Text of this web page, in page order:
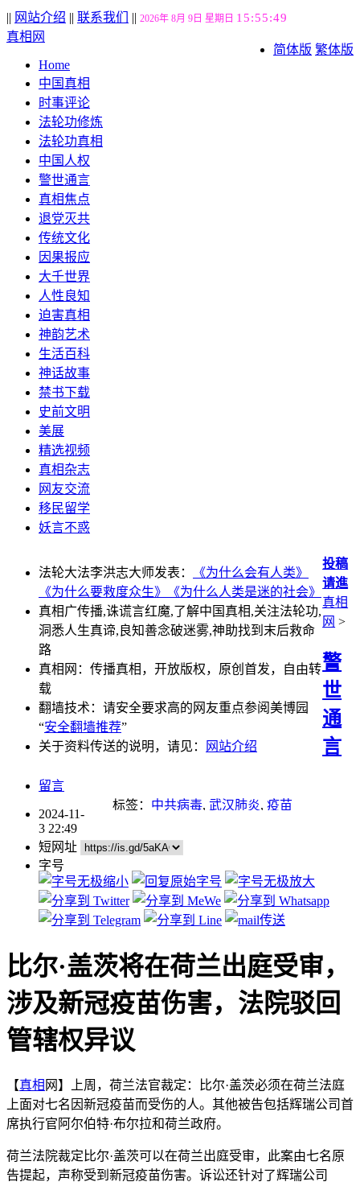
|| 网站介绍 || 联系我们 || 2026年 8月 9日 星期日 15:55:50
简体版 繁体版
真相网
Home
中国真相
时事评论
法轮功修炼
法轮功真相
中国人权
警世通言
真相焦点
退党灭共
传统文化
因果报应
大千世界
人性良知
迫害真相
神韵艺术
生活百科
神话故事
禁书下载
史前文明
美展
精选视频
真相杂志
网友交流
移民留学
妖言不惑
法轮大法李洪志大师发表：
《为什么会有人类》
《为什么要救度众生》
《为什么人类是迷的社会》
真相广传播,诛谎言红魔,了解中国真相,关注法轮功,
洞悉人生真谛,良知善念破迷雾,神助找到末后救命
路
真相网：传播真相，开放版权，原创首发，自由转
载
翻墙技术：请安全要求高的网友重点参阅美博园
“安全翻墙推荐”
关于资料传送的说明，请见：
网站介绍
投稿
请進
真相
网 >
警
世
通
言
留言
标签： 中共病毒, 武汉肺炎, 疫苗
2024-11-
3 22:49
短网址
字号
比尔·盖茨将在荷兰出庭受审，
涉及新冠疫苗伤害，法院驳回
管辖权异议
【真相 网】上周，荷兰法官裁定：比尔·盖茨必须在荷兰法庭
上面对七名因新冠疫苗而受伤的人。其他被告包括辉瑞公司首
席执行官阿尔伯特·布尔拉和荷兰政府。
荷兰法院裁定比尔·盖茨可以在荷兰出庭受审，此案由七名原
告提起，声称受到新冠疫苗伤害。诉讼还针对了辉瑞公司